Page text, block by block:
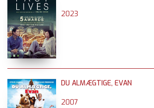
2023
DU ALMÆGTIGE, EVAN
2007